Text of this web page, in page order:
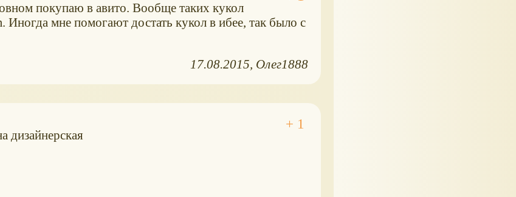
покупаю в авито. Вообще таких кукол
мне помогают достать кукол в ибее, так было с
17.08.2015 Олег1888
дизайнерская